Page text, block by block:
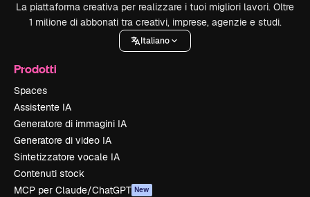
La piattaforma creativa per realizzare i tuoi migliori lavori. Oltre
1 milione di abbonati tra creativi, imprese, agenzie e studi.
Italiano
Prodotti
Spaces
Assistente IA
Generatore di immagini IA
Generatore di video IA
Sintetizzatore vocale IA
Contenuti stock
MCP per Claude/ChatGPT New